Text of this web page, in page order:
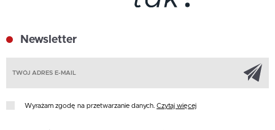
Newsletter
Wyrażam zgodę na przetwarzanie danych. Czytaj więcej